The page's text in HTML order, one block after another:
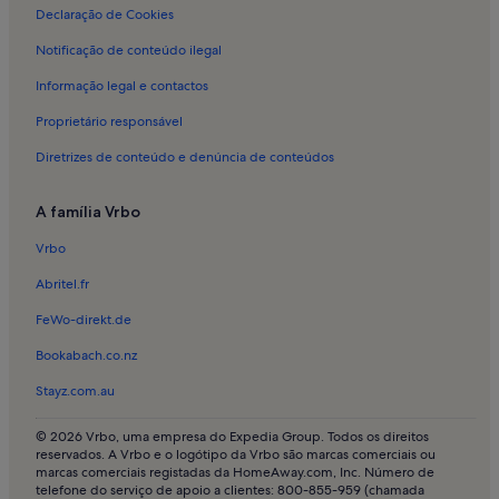
Alojamento para férias em Marim
Alojamento para férias em Museu Regional do Algarve
Alojamento para férias em Boavista
Alojamento para férias em Faro
Apartamentos em Olhão
Casas em Olhão
Moradias de luxo em Olhão
Moradias de luxo em São Brás de Alportel
Quintas em Distrito de Faro
Declaração de Cookies
Notificação de conteúdo ilegal
Informação legal e contactos
Proprietário responsável
Diretrizes de conteúdo e denúncia de conteúdos
A família Vrbo
Vrbo
Abritel.fr
FeWo-direkt.de
Bookabach.co.nz
Stayz.com.au
© 2026 Vrbo, uma empresa do Expedia Group. Todos os direitos
reservados. A Vrbo e o logótipo da Vrbo são marcas comerciais ou
marcas comerciais registadas da HomeAway.com, Inc. Número de
telefone do serviço de apoio a clientes: 800-855-959 (chamada